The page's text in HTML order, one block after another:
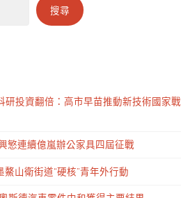
搜尋
研投資翻倍：高市早苗推動新技術國家戰
慜連續億嵐辦公家具四屆征戰
鰲山衛街道“硬核”青年外行動